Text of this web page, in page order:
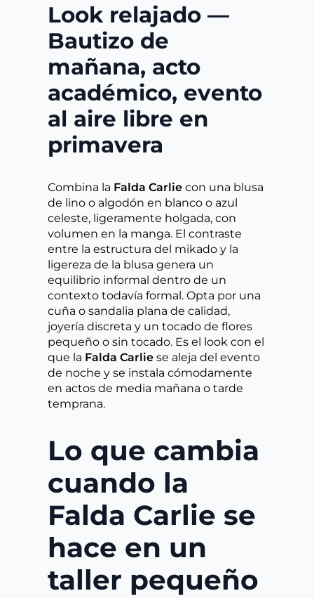
Look relajado —
Bautizo de
mañana, acto
académico, evento
al aire libre en
primavera
Combina la Falda Carlie con una blusa
de lino o algodón en blanco o azul
celeste, ligeramente holgada, con
volumen en la manga. El contraste
entre la estructura del mikado y la
ligereza de la blusa genera un
equilibrio informal dentro de un
contexto todavía formal. Opta por una
cuña o sandalia plana de calidad,
joyería discreta y un tocado de flores
pequeño o sin tocado. Es el look con el
que la Falda Carlie se aleja del evento
de noche y se instala cómodamente
en actos de media mañana o tarde
temprana.
Lo que cambia
cuando la
Falda Carlie se
hace en un
taller pequeño